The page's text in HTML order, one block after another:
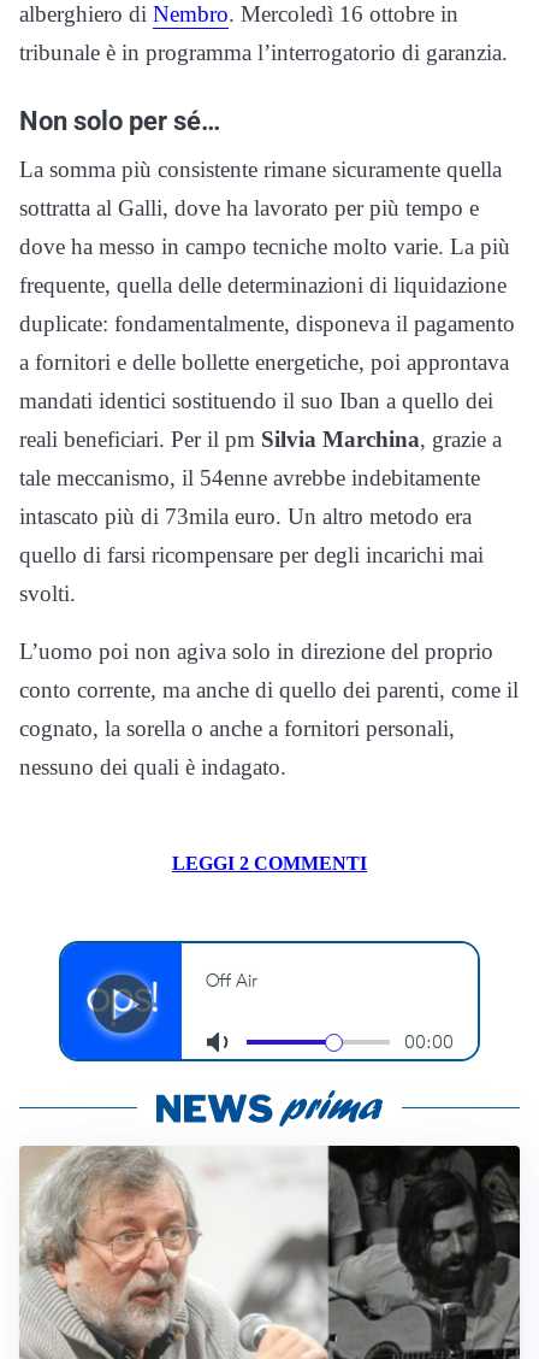
alberghiero di Nembro. Mercoledì 16 ottobre in
tribunale è in programma l’interrogatorio di garanzia.
Non solo per sé…
La somma più consistente rimane sicuramente quella
sottratta al Galli, dove ha lavorato per più tempo e
dove ha messo in campo tecniche molto varie. La più
frequente, quella delle determinazioni di liquidazione
duplicate: fondamentalmente, disponeva il pagamento
a fornitori e delle bollette energetiche, poi approntava
mandati identici sostituendo il suo Iban a quello dei
reali beneficiari. Per il pm Silvia Marchina, grazie a
tale meccanismo, il 54enne avrebbe indebitamente
intascato più di 73mila euro. Un altro metodo era
quello di farsi ricompensare per degli incarichi mai
svolti.
L’uomo poi non agiva solo in direzione del proprio
conto corrente, ma anche di quello dei parenti, come il
cognato, la sorella o anche a fornitori personali,
nessuno dei quali è indagato.
LEGGI 2 COMMENTI